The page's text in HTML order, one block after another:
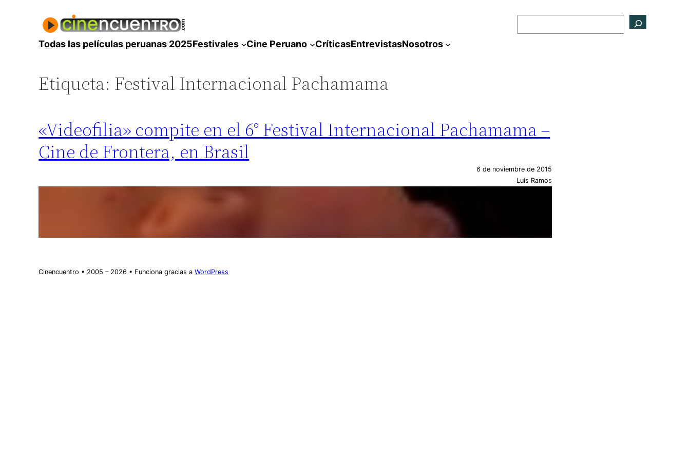
contenidoTodas las películas peruanas 2025Festivales Cine Peruano CríticasEntrevistasNosotros
Etiqueta: Festival Internacional Pachamama
«Videofilia» compite en el 6° Festival Internacional Pachamama –
Cine de Frontera, en Brasil
6 de noviembre de 2015
Luis Ramos
Cinencuentro • 2005 – 2026 • Funciona gracias aWordPress